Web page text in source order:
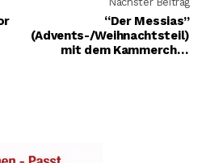
“Der Messias”
(Advents-/Weihnachtsteil)
mit dem Kammerchor